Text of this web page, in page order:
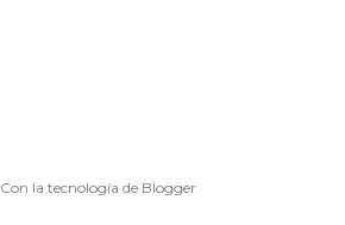
Con la tecnología de Blogger